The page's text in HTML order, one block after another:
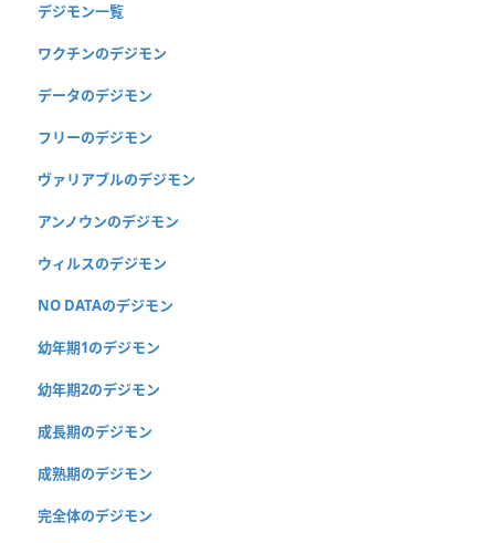
デジモン一覧
ワクチンのデジモン
データのデジモン
フリーのデジモン
ヴァリアブルのデジモン
アンノウンのデジモン
ウィルスのデジモン
NO DATAのデジモン
幼年期1のデジモン
幼年期2のデジモン
成長期のデジモン
成熟期のデジモン
完全体のデジモン